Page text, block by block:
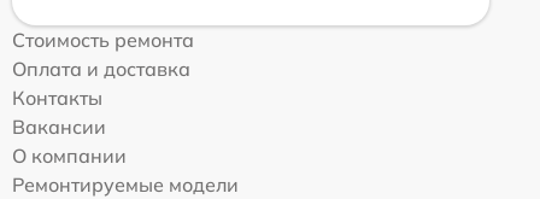
Стоимость ремонта
Оплата и доставка
Контакты
Вакансии
О компании
Ремонтируемые модели